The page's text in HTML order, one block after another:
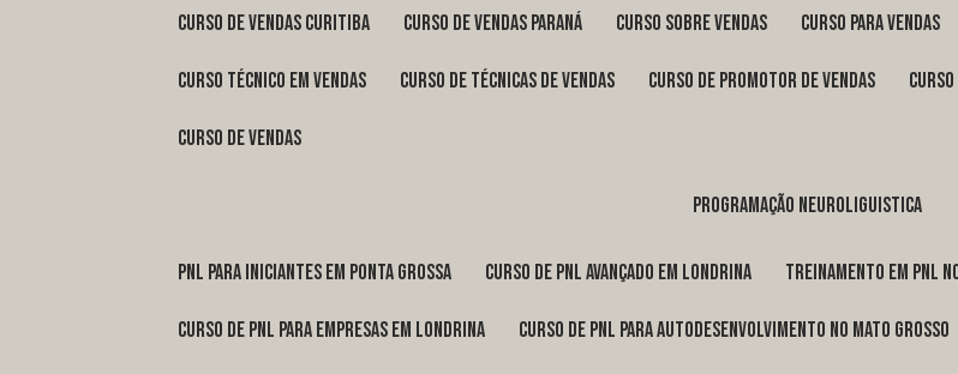
curso de vendas Curitiba curso de vendas Paraná curso sobre vendas curso para vendas
curso técnico em vendas curso de técnicas de vendas curso de promotor de vendas
curso de vendas
programação neuroliguistica
pnl para iniciantes em Ponta Grossa curso de pnl avançado em Londrina treinamento em pnl
curso de pnl para empresas em Londrina curso de pnl para autodesenvolvimento no Mato Grosso